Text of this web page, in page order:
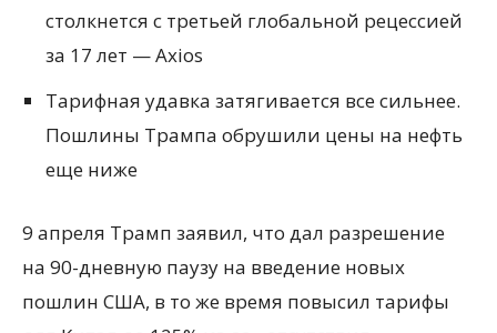
столкнется с третьей глобальной рецессией
за 17 лет — Axios
Тарифная удавка затягивается все сильнее.
Пошлины Трампа обрушили цены на нефть
еще ниже
9 апреля Трамп заявил, что дал разрешение
на 90-дневную паузу на введение новых
пошлин США, в то же время повысил тарифы